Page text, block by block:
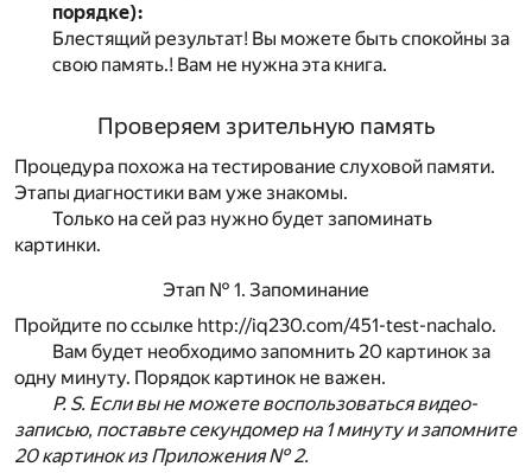
порядке):
Блестящий результат! Вы можете быть спокойны за
свою память.! Вам не нужна эта книга.
Проверяем зрительную память
Процедура похожа на тестирование слуховой памяти.
Этапы диагностики вам уже знакомы.
Только на сей раз нужно будет запоминать
картинки.
Этап № 1. Запоминание
Пройдите по ссылке http://iq230.com/451-test-nachalo.
Вам будет необходимо запомнить 20 картинок за
одну минуту. Порядок картинок не важен.
P. S. Если вы не можете воспользоваться видео-
записью, поставьте секундомер на 1 минуту и запомните
20 картинок из Приложения № 2.